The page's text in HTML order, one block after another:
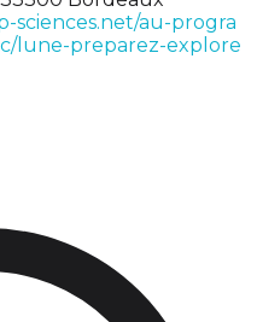
sciences.net/au-progra
lune-preparez-explore